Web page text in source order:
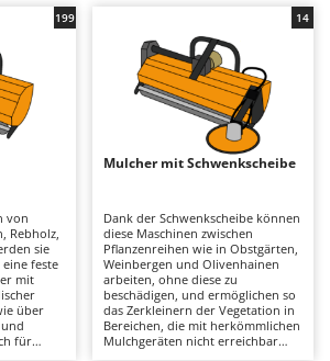
- Motorschubkarren
Heckbagger für Traktoren
- Hochentaster
von
Rebholz,
sie
feste
mit
über
für
199
Mulcher mit Schwenkscheibe
Dank der Schwenkscheibe können
diese Maschinen zwischen
Pflanzenreihen wie in Obstgärten,
Weinbergen und Olivenhainen
arbeiten, ohne diese zu
beschädigen, und ermöglichen so
das Zerkleinern der Vegetation in
Bereichen, die mit herkömmlichen
Mulchgeräten nicht erreichbar
14